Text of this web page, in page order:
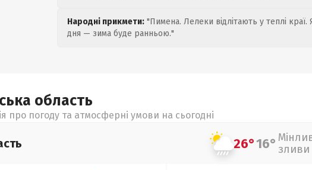
Народні прикмети: "Пимена. Лелеки відлітають у теплі
дня — зима буде ранньою."
область
про погоду та атмосферні умови на сьогодні
26°16° зливи